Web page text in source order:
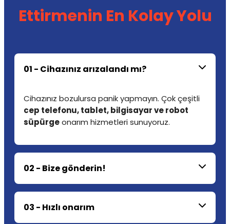
Ettirmenin En Kolay Yolu
01 - Cihazınız arızalandı mı?
Cihazınız bozulursa panik yapmayın. Çok çeşitli
cep telefonu, tablet, bilgisayar ve robot
süpürgeonarım hizmetleri sunuyoruz.
02 - Bize gönderin!
03 - Hızlı onarım